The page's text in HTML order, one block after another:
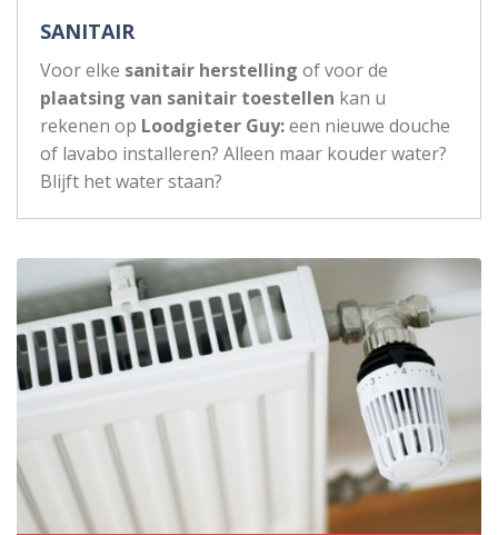
SANITAIR
Voor elke sanitair herstelling of voor de
plaatsing van sanitair toestellen kan u
rekenen op Loodgieter Guy:een nieuwe douche
of lavabo installeren? Alleen maar kouder water?
Blijft het water staan?